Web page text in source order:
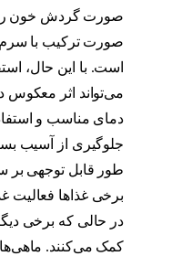
صورت گردش خون را
صورت ترکیب با
است. با این حال،
می‌تواند اثر معکوس
دمای مناسب و
جلوگیری از آسیب
طور قابل توجهی بر
برخی غذاها فعالیت
در حالی که برخی
کمک می‌کنند.